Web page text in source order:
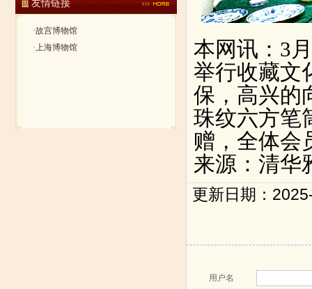
友情链接
·故宫博物馆
·上海博物馆
本网讯：3
举行收藏文
保，高兴的
珠纹六方笔
赠， 全体会
来源：清华
更新日期：
用户名